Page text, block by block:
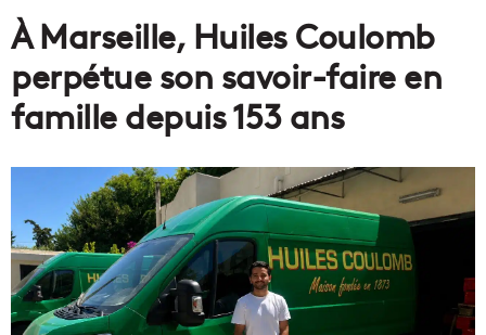
À Marseille, Huiles Coulomb
perpétue son savoir-faire en
famille depuis 153 ans